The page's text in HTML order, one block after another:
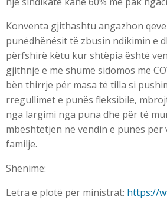
Konventa gjithashtu angazhon
punëdhënësit të zbusin ndikimin e
përfshirë këtu kur shtëpia është
gjithnjë e më shumë sidomos me
bën thirrje për masa të tilla si
rregullimet e punës fleksibile,
nga largimi nga puna dhe për të
mbështetjen në vendin e punës për
familje.
Shënime:
Letra e plotë për ministrat: https://